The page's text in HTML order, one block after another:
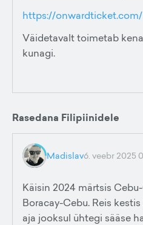
https://onwardticket.com/
Väidetavalt toimetab
kunagi.
Rasedana Filipiinidele
Madislav6. veebr 2025
Käisin 2024 märtsis
Boracay-Cebu. Reis
aja jooksul ühtegi sääse